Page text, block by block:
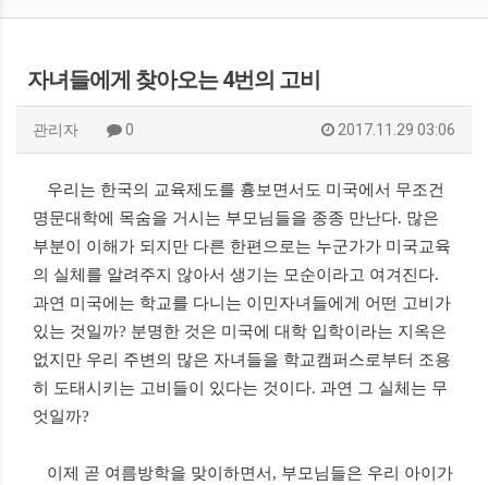
자녀들에게 찾아오는 4번의 고비
관리자 0 2017.11.29 03:06
우리는 한국의 교육제도를 흉보면서도 미국에서 무조건
명문대학에 목숨을 거시는 부모님들을 종종 만난다. 많은
부분이 이해가 되지만 다른 한편으로는 누군가가 미국교육
의 실체를 알려주지 않아서 생기는 모순이라고 여겨진다.
과연 미국에는 학교를 다니는 이민자녀들에게 어떤 고비가
있는 것일까? 분명한 것은 미국에 대학 입학이라는 지옥은
없지만 우리 주변의 많은 자녀들을 학교캠퍼스로부터 조용
히 도태시키는 고비들이 있다는 것이다. 과연 그 실체는 무
엇일까?
이제 곧 여름방학을 맞이하면서 , 부모님들은 우리 아이가